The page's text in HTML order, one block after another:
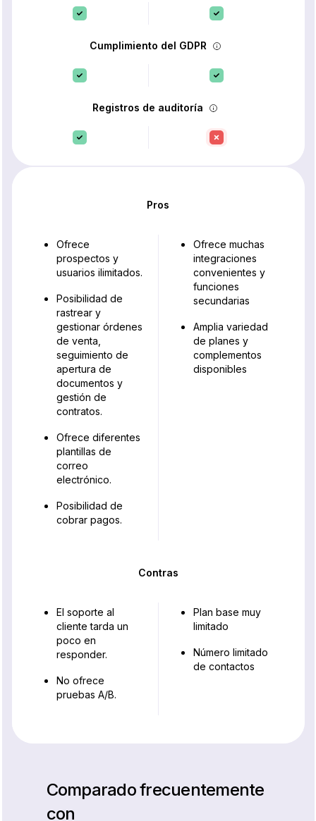
Cumplimiento del GDPR
Registros de auditoría
Pros
Ofrece
prospectos y
usuarios ilimitados.
Posibilidad de
rastrear y
gestionar órdenes
de venta,
seguimiento de
apertura de
documentos y
gestión de
contratos.
Ofrece diferentes
plantillas de
correo
electrónico.
Posibilidad de
cobrar pagos.
Ofrece muchas
integraciones
convenientes y
funciones
secundarias
Amplia variedad
de planes y
complementos
disponibles
Contras
El soporte al
cliente tarda un
poco en
responder.
No ofrece
pruebas A/B.
Plan base muy
limitado
Número limitado
de contactos
Comparado frecuentemente
con